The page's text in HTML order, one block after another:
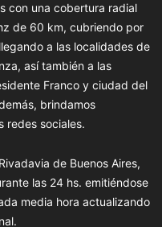
con una cobertura radial
de 60 km, cubriendo por
a las localidades de
así también a las
Franco y ciudad del
brindamos
redes sociales.
de Buenos Aires,
las 24 hs. emitiéndose
media hora actualizando